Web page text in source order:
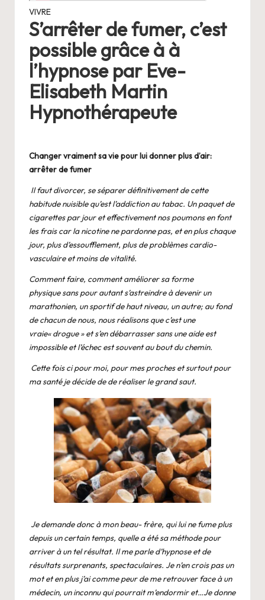
VIVRE
S’arrêter de fumer, c’est
possible grâce à à
l’hypnose par Eve-
Elisabeth Martin
Hypnothérapeute
Changer vraiment sa vie pour lui donner plus d’air:
arrêter de fumer
Il faut divorcer, se séparer définitivement de cette
habitude nuisible qu’est l’addiction au tabac. Un paquet de
cigarettes par jour et effectivement nos poumons en font
les frais car la nicotine ne pardonne pas, et en plus chaque
jour, plus d’essoufflement, plus de problèmes cardio-
vasculaire et moins de vitalité.
Comment faire, comment améliorer sa forme
physique sans pour autant s’astreindre à devenir un
marathonien, un sportif de haut niveau, un autre; au fond
de chacun de nous, nous réalisons que c’est une
vraie« drogue » et s’en débarrasser sans une aide est
impossible et l’échec est souvent au bout du chemin.
Cette fois ci pour moi, pour mes proches et surtout pour
ma santé je décide de de réaliser le grand saut.
Je demande donc à mon beau- frère, qui lui ne fume plus
depuis un certain temps, quelle a été sa méthode pour
arriver à un tel résultat. Il me parle d’hypnoseet de
résultats surprenants, spectaculaires. Je n’en crois pas un
mot et en plus j’ai comme peur de me retrouver face à un
médecin, un inconnu qui pourrait m’endormir et…Je donne